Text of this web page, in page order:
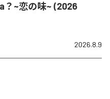
？~恋の味~ (2026
2026.8.9